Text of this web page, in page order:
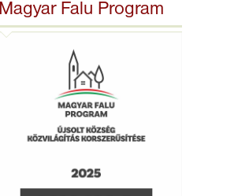
Magyar Falu Program